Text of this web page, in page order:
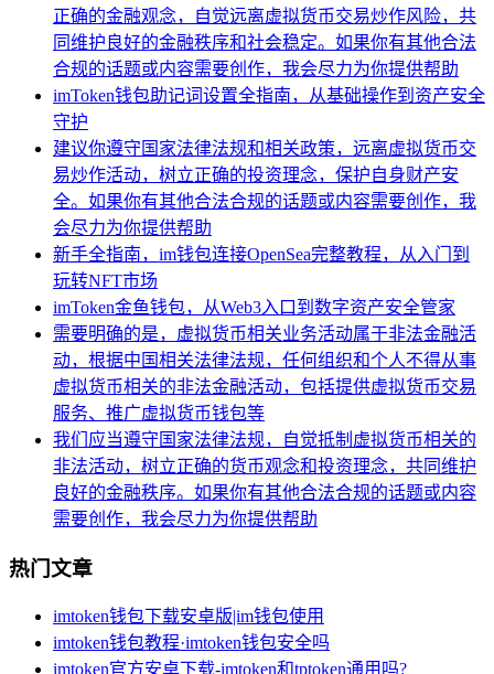
正确的金融观念，自觉远离虚拟货币交易炒作风险，共
同维护良好的金融秩序和社会稳定。如果你有其他合法
合规的话题或内容需要创作，我会尽力为你提供帮助
imToken钱包助记词设置全指南，从基础操作到资产安全
守护
建议你遵守国家法律法规和相关政策，远离虚拟货币交
易炒作活动，树立正确的投资理念，保护自身财产安
全。如果你有其他合法合规的话题或内容需要创作，我
会尽力为你提供帮助
新手全指南，im钱包连接OpenSea完整教程，从入门到
玩转NFT市场
imToken金鱼钱包，从Web3入口到数字资产安全管家
需要明确的是，虚拟货币相关业务活动属于非法金融活
动，根据中国相关法律法规，任何组织和个人不得从事
虚拟货币相关的非法金融活动，包括提供虚拟货币交易
服务、推广虚拟货币钱包等
我们应当遵守国家法律法规，自觉抵制虚拟货币相关的
非法活动，树立正确的货币观念和投资理念，共同维护
良好的金融秩序。如果你有其他合法合规的话题或内容
需要创作，我会尽力为你提供帮助
热门文章
imtoken钱包下载安卓版|im钱包使用
imtoken钱包教程·imtoken钱包安全吗
imtoken官方安卓下载-imtoken和tptoken通用吗?